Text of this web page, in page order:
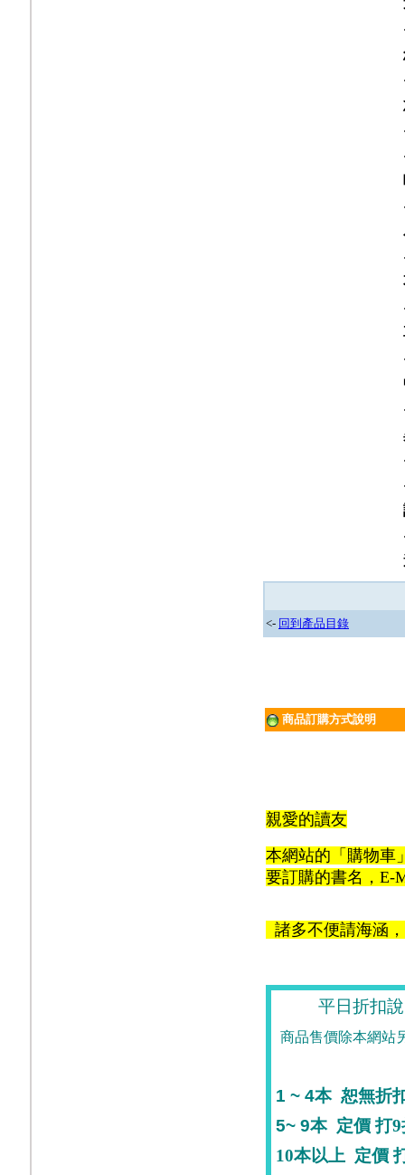
<- 回到產品目錄
商品訂購方式說明
親愛的讀友
本網站的「購物車
要訂購的書名，
諸多不便請海涵
平日折扣
商品售價除本網站
1 ~ 4本 恕無折
5~ 9本 定價 打9
10本以上 定價